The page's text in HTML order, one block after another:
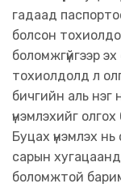
гадаад паспортоо
болсон
боломжгүйгээр
тохиолдолд л
бичгийн аль нэг
үнэмлэхийг
Буцах үнэмлэх
сарын хугацаанд
боломжтой